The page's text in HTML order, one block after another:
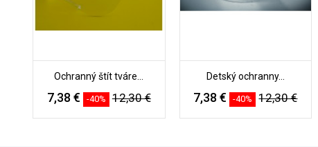
Ochranný štít tváre...
7,38 € -40% 12,30 €
Detský ochranny...
7,38 € -40% 12,30 €